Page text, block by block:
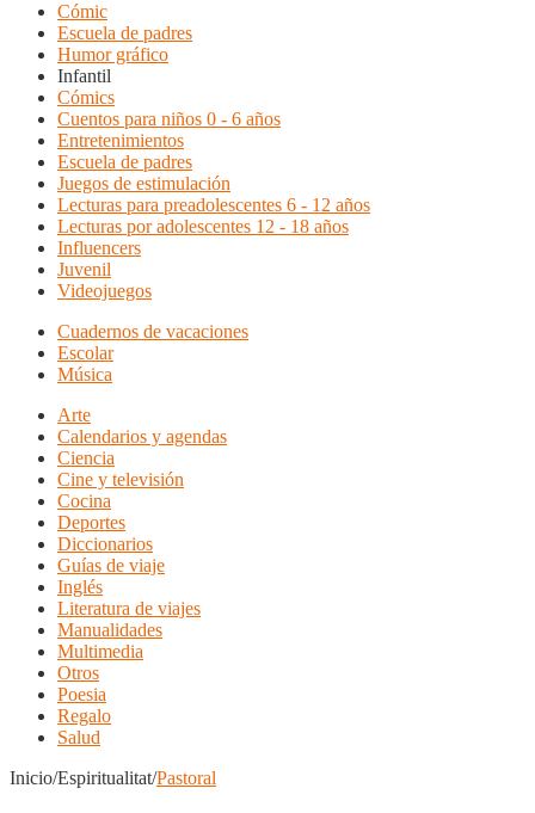
Cómic
Escuela de padres
Humor gráfico
Infantil
Cómics
Cuentos para niños 0 - 6 años
Entretenimientos
Escuela de padres
Juegos de estimulación
Lecturas para preadolescentes 6 - 12 años
Lecturas por adolescentes 12 - 18 años
Influencers
Juvenil
Videojuegos
Cuadernos de vacaciones
Escolar
Música
Arte
Calendarios y agendas
Ciencia
Cine y televisión
Cocina
Deportes
Diccionarios
Guías de viaje
Inglés
Literatura de viajes
Manualidades
Multimedia
Otros
Poesia
Regalo
Salud
Inicio/Espiritualitat/Pastoral